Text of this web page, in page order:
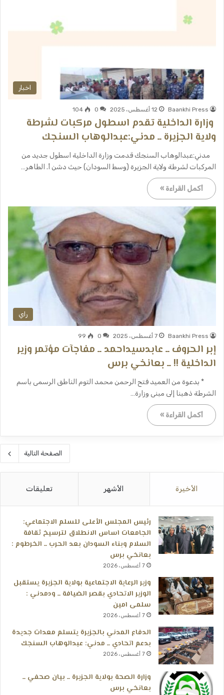
اخبار
Baankhi Press 12 أغسطس، 2025 0
104
وزارة الداخلية تقدم اسطول مركبات لشرطة
ولاية الجزيرة ــ مدني:عبدالوهاب السنجك
مدني:عبدالوهاب السنجك قدمت وزارة الداخلية اسطول جديد من
المركبات لشرطة ولاية الجزيرة (وسط السودان) حيث دشن أ. الطاهر…
أكمل القراءة »
راي
Baankhi Press 7 أغسطس، 2025 0
99
إبر الحروف ــ عابدسيداحمد ــ مفاجآت مؤتمر وزير
الداخلية !! ــ بعانخي برس
* بدعوة من العميد فتح الرحمن محمد التوم الناطق الرسمى باسم
الشرطة ذهبنا إلى مبنى وزارة…
أكمل القراءة »
الصفحة التالية
الأخيرة الأشهر تعليقات
رئيس المجلس الأعلى للسلم الاجتماعي:
الجامعات اساس الانطلاق لترسيخ ثقافة
السلام وبناء السودان بعد الحرب ــ الخرطوم :
بعانخي برس
7 أغسطس، 2026
وزير الرعاية الاجتماعية بولاية الجزيرة يستقبل
الوزير الاتحادي بقصر الضيافة ــ ودمدني :
سلمى امين
7 أغسطس، 2026
الدفاع المدني بالجزيرة يتسلم معدات جديدة
بدعم اتحادي ــ مدني: عبدالوهاب السنجك
7 أغسطس، 2026
وزارة الصحة بولاية الجزيرة ــ بيان صحفي ــ
بعانخي برس